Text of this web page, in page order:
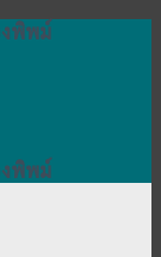
งพิพม์
งพิพม์